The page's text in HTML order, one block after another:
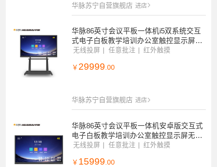
华脉苏宁自营旗舰店 进店
华脉86英寸会议平板一体机i5双系统交互
式电子白板教学培训办公室触控显示屏无
线投屏电视机4K智慧大屏
无线投屏 任意批注 红外触摸
￥ 29999.00
华脉苏宁自营旗舰店 进店
华脉86英寸会议平板一体机安卓版交互式
电子白板教学培训办公室触控显示屏无线
投屏电视机4K智慧大屏
无线投屏 任意批注 红外触摸
￥ 15999 .00